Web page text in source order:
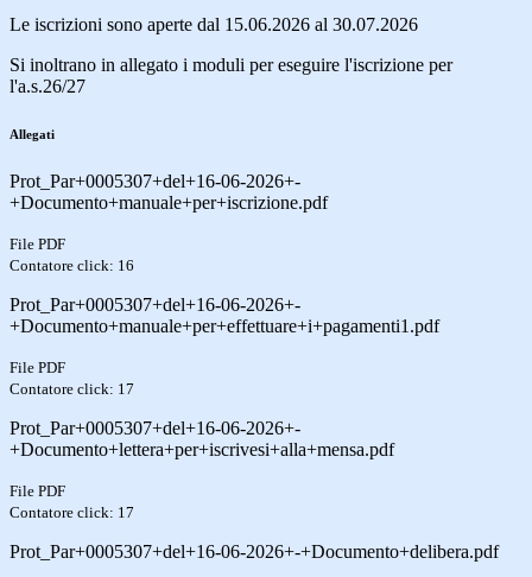
Le iscrizioni sono aperte dal 15.06.2026 al 30.07.2026
Si inoltrano in allegato i moduli per eseguire l'iscrizione per
l'a.s.26/27
Allegati
Prot_Par+0005307+del+16-06-2026+-
+Documento+manuale+per+iscrizione.pdf
File PDF
Contatore click: 16
Prot_Par+0005307+del+16-06-2026+-
+Documento+manuale+per+effettuare+i+pagamenti1.pdf
File PDF
Contatore click: 17
Prot_Par+0005307+del+16-06-2026+-
+Documento+lettera+per+iscrivesi+alla+mensa.pdf
File PDF
Contatore click: 17
Prot_Par+0005307+del+16-06-2026+-+Documento+delibera.pdf